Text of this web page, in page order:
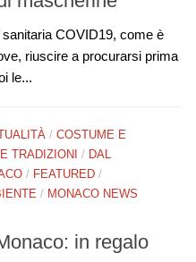
COVID19, come è
riuscire a procurarsi prima
le...
/ COSTUME E
TRADIZIONI / DAL
/ FEATURED /
/ MONACO NEWS
in regalo